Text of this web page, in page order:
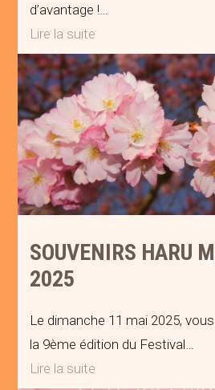
d’avantage !…
Lire la suite
SOUVENIRS HARU
2025
Le dimanche 11 mai 2025,
la 9ème édition du Festival…
Lire la suite